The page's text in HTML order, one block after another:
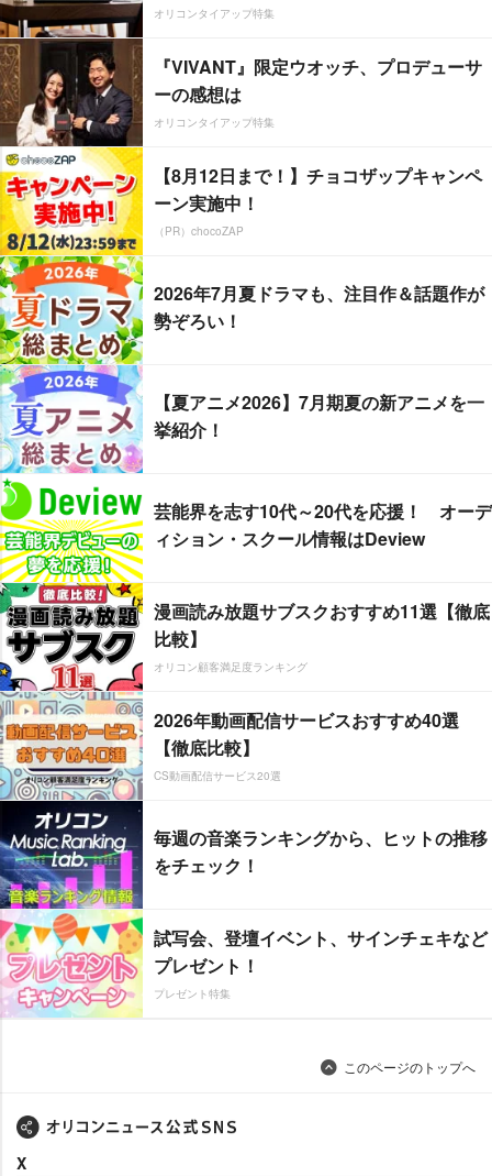
オリコンタイアップ特集
『VIVANT』限定ウオッチ、プロデューサ
ーの感想は
オリコンタイアップ特集
【8月12日まで！】チョコザップキャンペ
ーン実施中！
（PR）chocoZAP
2026年7月夏ドラマも、注目作＆話題作が
勢ぞろい！
【夏アニメ2026】7月期夏の新アニメを一
挙紹介！
芸能界を志す10代～20代を応援！ オーデ
ィション・スクール情報はDeview
漫画読み放題サブスクおすすめ11選【徹底
比較】
オリコン顧客満足度ランキング
2026年動画配信サービスおすすめ40選
【徹底比較】
CS動画配信サービス20選
毎週の音楽ランキングから、ヒットの推移
をチェック！
試写会、登壇イベント、サインチェキなど
プレゼント！
プレゼント特集
このページのトップへ
X